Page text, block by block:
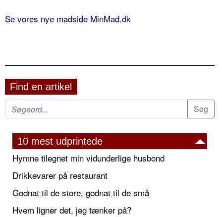
Se vores nye madside MinMad.dk
Find en artikel
10 mest udprintede
Hymne tilegnet min vidunderlige husbond
Drikkevarer på restaurant
Godnat til de store, godnat til de små
Hvem ligner det, jeg tænker på?